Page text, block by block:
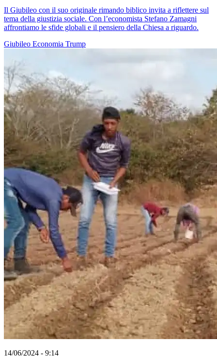
Il Giubileo con il suo originale rimando biblico invita a riflettere sul
tema della giustizia sociale. Con l’economista Stefano Zamagni
affrontiamo le sfide globali e il pensiero della Chiesa a riguardo.
Giubileo Economia Trump
14/06/2024 - 9:14